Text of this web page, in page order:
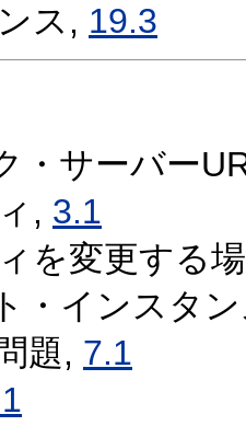
ス, 19.3
・サーバー
, 3.1
を変更する
・インスタ
題, 7.1